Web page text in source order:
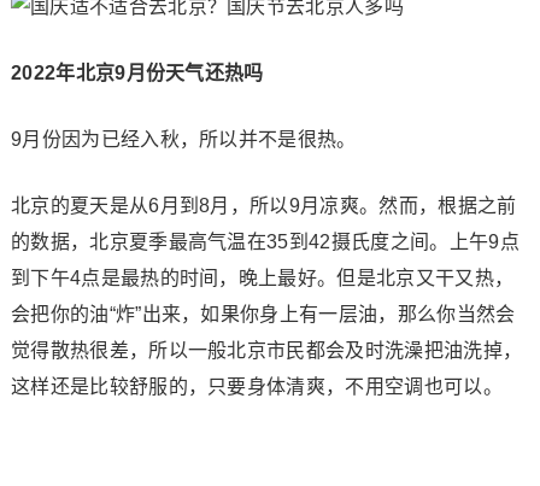
2022年北京9月份天气还热吗
9月份因为已经入秋，所以并不是很热。
北京的夏天是从6月到8月，所以9月凉爽。然而，根据之前
的数据，北京夏季最高气温在35到42摄氏度之间。上午9点
到下午4点是最热的时间，晚上最好。但是北京又干又热，
会把你的油“炸”出来，如果你身上有一层油，那么你当然会
觉得散热很差，所以一般北京市民都会及时洗澡把油洗掉，
这样还是比较舒服的，只要身体清爽，不用空调也可以。